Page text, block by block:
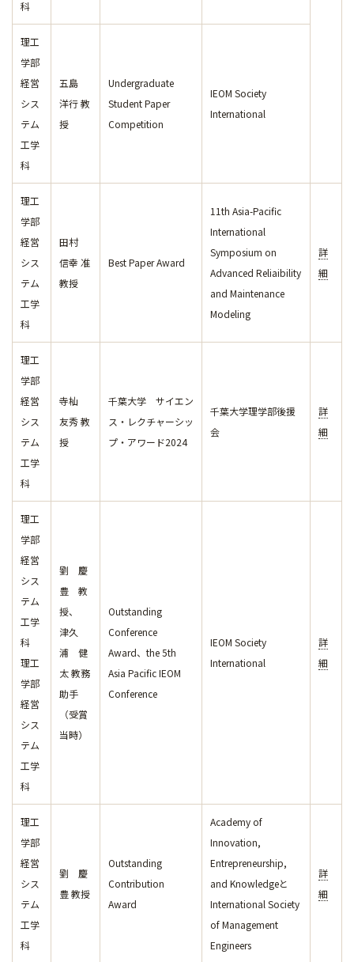
科
理工
学部
経営
シス
テム
工学
科
五島
洋行 教
授
Undergraduate
Student Paper
Competition
IEOM Society
International
理工
学部
経営
シス
テム
工学
科
田村
信幸 准
教授
Best Paper Award
11th Asia-Pacific
International
Symposium on
Advanced Reliaibility
and Maintenance
Modeling
詳
細
理工
学部
経営
シス
テム
工学
科
寺杣
友秀 教
授
千葉大学 サイエン
ス・レクチャーシッ
プ・アワード2024
千葉大学理学部後援
会
詳
細
理工
学部
経営
シス
テム
工学
科
理工
学部
経営
シス
テム
工学
科
劉 慶
豊 教
授、
津久
浦 健
太 教務
助手
（受賞
当時）
Outstanding
Conference
Award、the 5th
Asia Pacific IEOM
Conference
IEOM Society
International
詳
細
理工
学部
経営
シス
テム
工学
科
劉 慶
豊 教授
Outstanding
Contribution
Award
Academy of
Innovation,
Entrepreneurship,
and Knowledgeと
International Society
of Management
Engineers
詳
細